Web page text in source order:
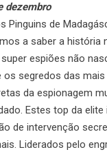
dezembro
Pinguins de
a saber a história
espiões não
os segredos das
da espionagem
Estes top da
de intervenção
Liderados pelo